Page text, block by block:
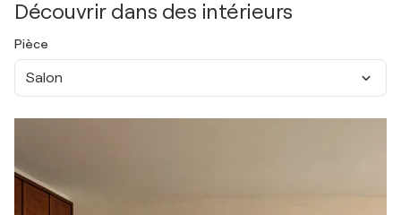
Découvrir dans des intérieurs
Pièce
Salon